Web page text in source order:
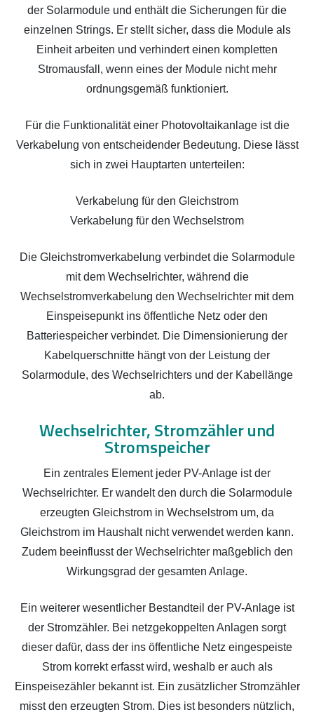
der Solarmodule und enthält die Sicherungen für die
einzelnen Strings. Er stellt sicher, dass die Module als
Einheit arbeiten und verhindert einen kompletten
Stromausfall, wenn eines der Module nicht mehr
ordnungsgemäß funktioniert.
Für die Funktionalität einer Photovoltaikanlage ist die
Verkabelung von entscheidender Bedeutung. Diese lässt
sich in zwei Hauptarten unterteilen:
Verkabelung für den Gleichstrom
Verkabelung für den Wechselstrom
Die Gleichstromverkabelung verbindet die Solarmodule
mit dem Wechselrichter, während die
Wechselstromverkabelung den Wechselrichter mit dem
Einspeisepunkt ins öffentliche Netz oder den
Batteriespeicher verbindet. Die Dimensionierung der
Kabelquerschnitte hängt von der Leistung der
Solarmodule, des Wechselrichters und der Kabellänge
ab.
Wechselrichter, Stromzähler und
Stromspeicher
Ein zentrales Element jeder PV-Anlage ist der
Wechselrichter. Er wandelt den durch die Solarmodule
erzeugten Gleichstrom in Wechselstrom um, da
Gleichstrom im Haushalt nicht verwendet werden kann.
Zudem beeinflusst der Wechselrichter maßgeblich den
Wirkungsgrad der gesamten Anlage.
Ein weiterer wesentlicher Bestandteil der PV-Anlage ist
der Stromzähler. Bei netzgekoppelten Anlagen sorgt
dieser dafür, dass der ins öffentliche Netz eingespeiste
Strom korrekt erfasst wird, weshalb er auch als
Einspeisezähler bekannt ist. Ein zusätzlicher Stromzähler
misst den erzeugten Strom. Dies ist besonders nützlich,